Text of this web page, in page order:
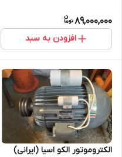
89,000,000
افزودن به سبد
الکتروموتور الکو اسیا (ایرانی)